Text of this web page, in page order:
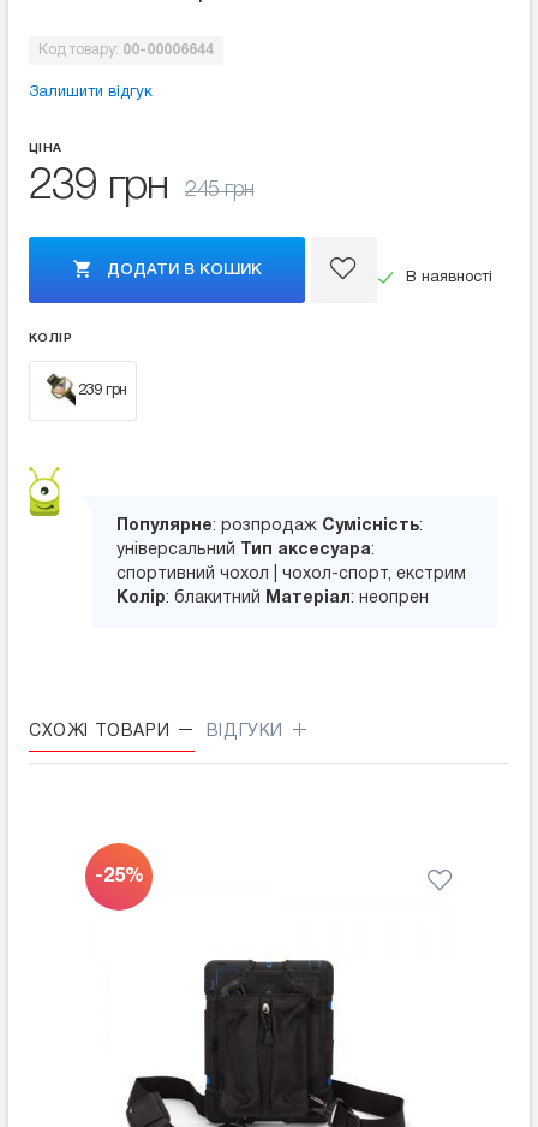
Код товару: 00-00006644
Залишити відгук
ЦІНА
239 грн 245 грн
ДОДАТИ В КОШИК
В наявності
КОЛІР
239 грн
Популярне: розпродаж Сумісність:
універсальний
Тип аксесуара:
спортивний чохол | чохол-спорт, екстрим
Колір: блакитний Матеріал: неопрен
СХОЖІ ТОВАРИ ВІДГУКИ
-25%